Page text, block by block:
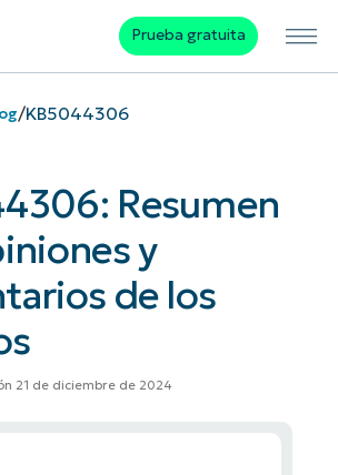
Prueba gratuita
/KB5044306
Resumen
y
de los
21 de diciembre de 2024